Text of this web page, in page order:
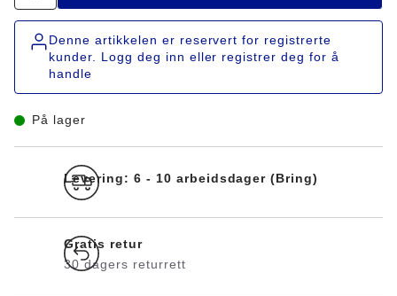
Denne artikkelen er reservert for registrerte
kunder. Logg deg inn eller registrer deg for å
handle
På lager
Levering: 6 - 10 arbeidsdager (Bring)
Gratis retur
30 dagers returrett